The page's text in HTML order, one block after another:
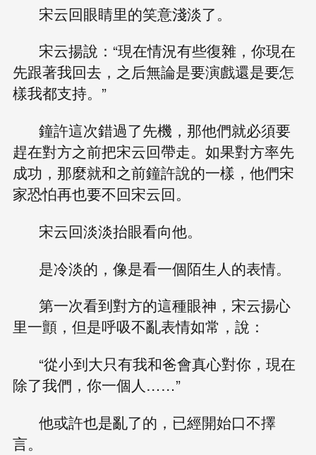
宋云回眼睛里的笑意淺淡了。
宋云揚說：“現在情況有些復雜，你現在
先跟著我回去，之后無論是要演戲還是要怎
樣我都支持。”
鐘許這次錯過了先機，那他們就必須要
趕在對方之前把宋云回帶走。如果對方率先
成功，那麼就和之前鐘許說的一樣，他們宋
家恐怕再也要不回宋云回。
宋云回淡淡抬眼看向他。
是冷淡的，像是看一個陌生人的表情。
第一次看到對方的這種眼神，宋云揚心
里一顫，但是呼吸不亂表情如常，說：
“從小到大只有我和爸會真心對你，現在
除了我們，你一個人……”
他或許也是亂了的，已經開始口不擇
言。